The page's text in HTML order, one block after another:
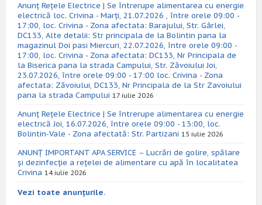
Anunț Rețele Electrice | Se întrerupe alimentarea cu energie
electrică loc. Crivina - Marți, 21.07.2026 , între orele 09:00 -
17:00, loc. Crivina - Zona afectata: Barajului, Str. Gârlei,
DC133, Alte detalii: Str principala de la Bolintin pana la
magazinul Doi pasi Miercuri, 22.07.2026, între orele 09:00 -
17:00, loc. Crivina - Zona afectata: DC133, Nr Principala de
la Biserica pana la strada Campului, Str. Zăvoiului Joi,
23.07.2026, între orele 09:00 - 17:00 loc. Crivina - Zona
afectata: Zăvoiului, DC133, Nr Principala de la Str Zavoiului
pana la strada Campului 17 iulie 2026
Anunț Rețele Electrice | Se întrerupe alimentarea cu energie
electrică Joi, 16.07.2026, între orele 09:00 - 13:00, loc.
Bolintin-Vale - Zona afectată: Str. Partizani 15 iulie 2026
ANUNȚ IMPORTANT APA SERVICE – Lucrări de golire, spălare
și dezinfecție a rețelei de alimentare cu apă în localitatea
Crivina 14 iulie 2026
Vezi toate anunțurile.